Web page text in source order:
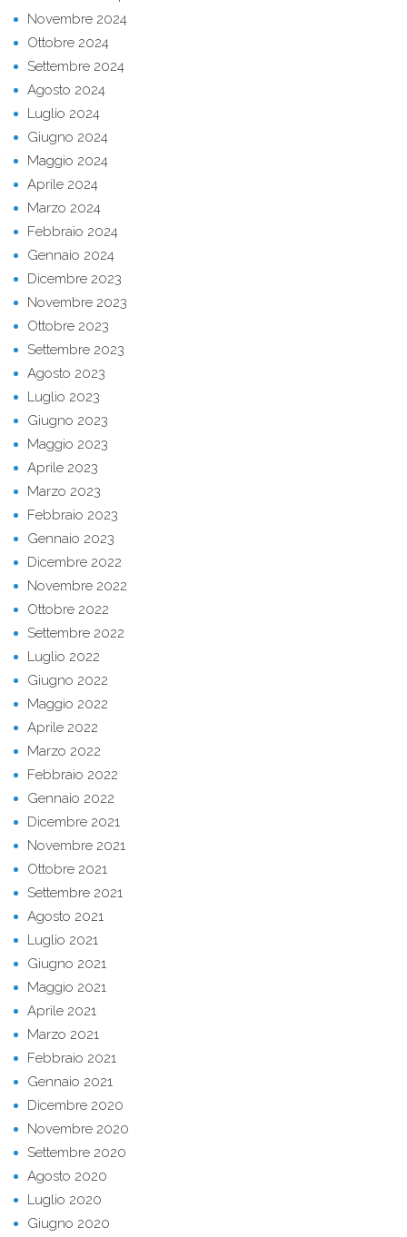
Novembre 2024
Ottobre 2024
Settembre 2024
Agosto 2024
Luglio 2024
Giugno 2024
Maggio 2024
Aprile 2024
Marzo 2024
Febbraio 2024
Gennaio 2024
Dicembre 2023
Novembre 2023
Ottobre 2023
Settembre 2023
Agosto 2023
Luglio 2023
Giugno 2023
Maggio 2023
Aprile 2023
Marzo 2023
Febbraio 2023
Gennaio 2023
Dicembre 2022
Novembre 2022
Ottobre 2022
Settembre 2022
Luglio 2022
Giugno 2022
Maggio 2022
Aprile 2022
Marzo 2022
Febbraio 2022
Gennaio 2022
Dicembre 2021
Novembre 2021
Ottobre 2021
Settembre 2021
Agosto 2021
Luglio 2021
Giugno 2021
Maggio 2021
Aprile 2021
Marzo 2021
Febbraio 2021
Gennaio 2021
Dicembre 2020
Novembre 2020
Settembre 2020
Agosto 2020
Luglio 2020
Giugno 2020